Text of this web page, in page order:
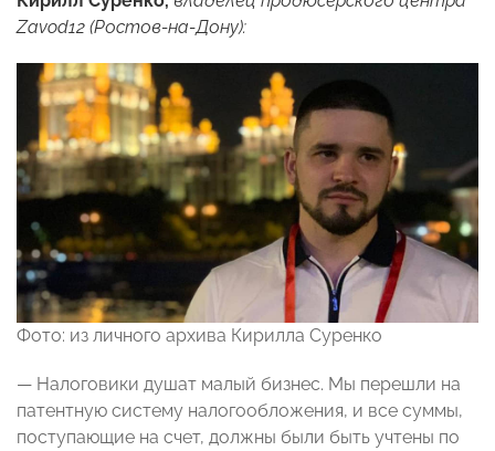
Zavod12 (Ростов-на-Дону):
Фото: из личного архива Кирилла Суренко
— Налоговики душат малый бизнес. Мы перешли на
патентную систему налогообложения, и все суммы,
поступающие на счет, должны были быть учтены по